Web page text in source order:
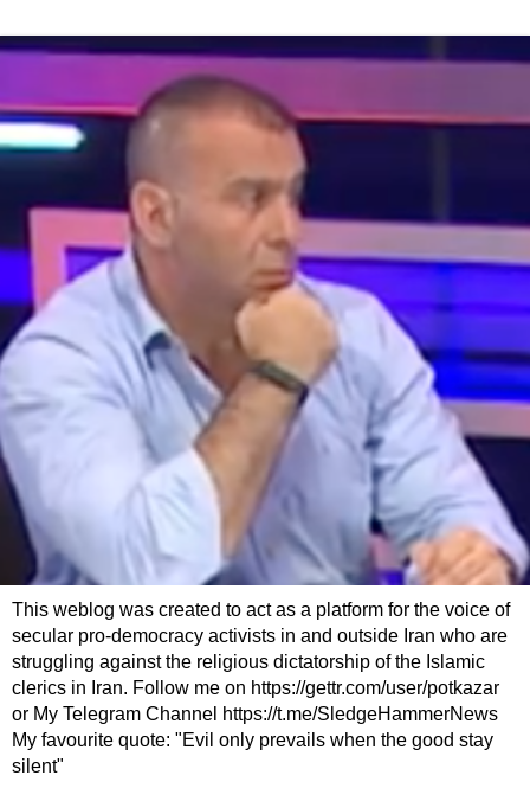
This weblog was created to act as a platform for the voice of
secular pro-democracy activists in and outside Iran who are
struggling against the religious dictatorship of the Islamic
clerics in Iran. Follow me on https://gettr.com/user/potkazar
or My Telegram Channel https://t.me/SledgeHammerNews
My favourite quote: "Evil only prevails when the good stay
silent"